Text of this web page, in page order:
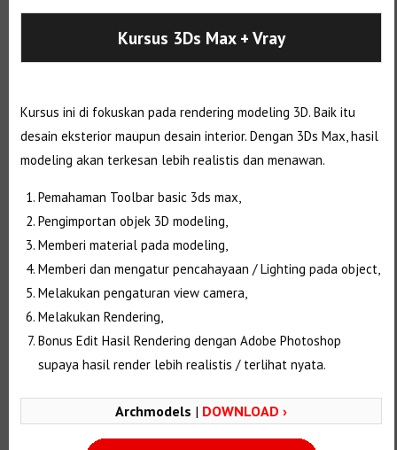
Kursus 3Ds Max + Vray
Kursus ini di fokuskan pada rendering modeling 3D. Baik itu
desain eksterior maupun desain interior. Dengan 3Ds Max, hasil
modeling akan terkesan lebih realistis dan menawan.
Pemahaman Toolbar basic 3ds max,
Pengimportan objek 3D modeling,
Memberi material pada modeling,
Memberi dan mengatur pencahayaan / Lighting pada object,
Melakukan pengaturan view camera,
Melakukan Rendering,
Bonus Edit Hasil Rendering dengan Adobe Photoshop
supaya hasil render lebih realistis / terlihat nyata.
Archmodels | DOWNLOAD ›